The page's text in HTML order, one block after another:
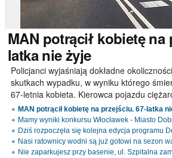
MAN potrącił kobietę na
latka nie żyje
Policjanci wyjaśniają dokładne
skutkach wypadku, w wyniku którego
67-letnia kobieta. Kierowca pojazdu
MAN potrącił kobietę na przejściu. 67-latka
Mamy wyniki konkursu Włocławek - Miasto
Dziś rozpoczęła się kolejna edycja programu
Nasi ratownicy wodni są już gotowi na sezon
Nie zaparkujesz przy basenie, ul. Szpitalna